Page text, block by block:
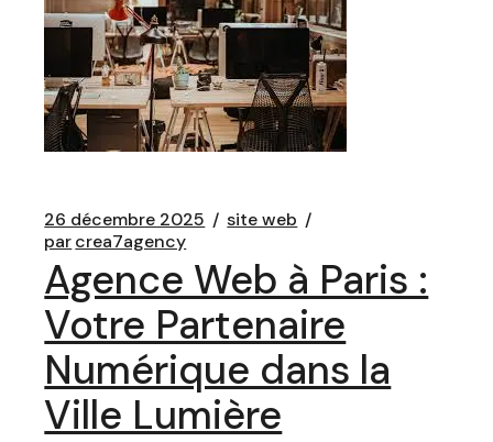
26 décembre 2025
site web
parcrea7agency
Agence Web à Paris :
Votre Partenaire
Numérique dans la
Ville Lumière